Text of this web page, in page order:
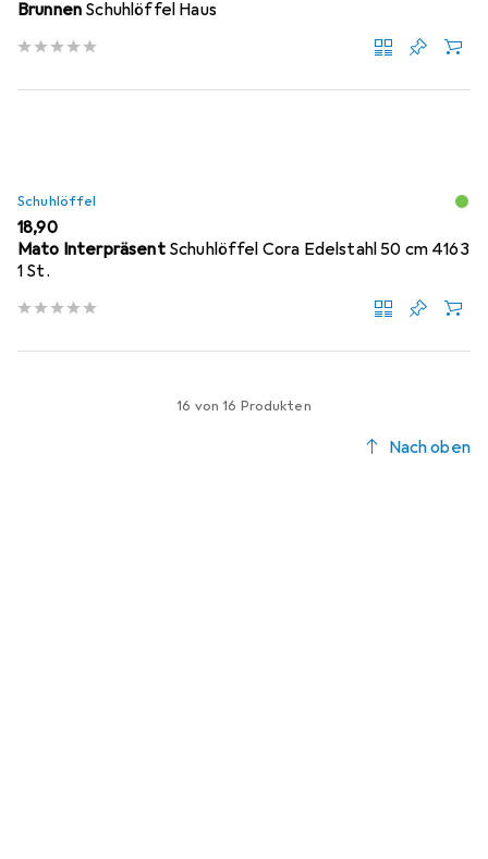
Brunnen Schuhlöffel Haus
Schuhlöffel
EUR
18,90
Mato Interpräsent Schuhlöffel Cora Edelstahl 50 cm 4163
1 St.
16 von 16 Produkten
Nach oben